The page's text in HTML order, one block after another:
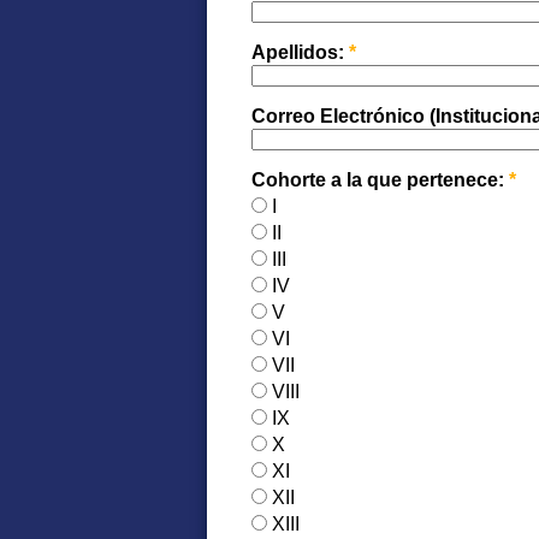
Apellidos: *
Correo Electrónico
Cohorte a la que pertenece: *
IV
V
VI
VII
VIII
IX
X
XI
XII
XIII